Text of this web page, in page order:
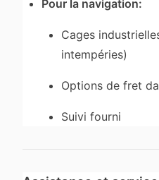
Pour la navigation:
Cages
intempéries)
Options de fret
Suivi fourni